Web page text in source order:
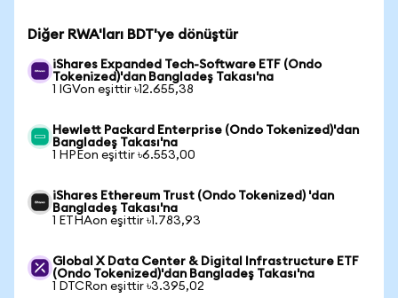
Diğer RWA'ları BDT'ye dönüştür
iShares Expanded Tech-Software ETF (Ondo
Tokenized)'dan Bangladeş Takası'na
1 IGVon eşittir ৳12.655,38
Hewlett Packard Enterprise (Ondo Tokenized)'dan
Bangladeş Takası'na
1 HPEon eşittir ৳6.553,00
iShares Ethereum Trust (Ondo Tokenized) 'dan
Bangladeş Takası'na
1 ETHAon eşittir ৳1.783,93
Global X Data Center & Digital Infrastructure ETF
(Ondo Tokenized)'dan Bangladeş Takası'na
1 DTCRon eşittir ৳3.395,02